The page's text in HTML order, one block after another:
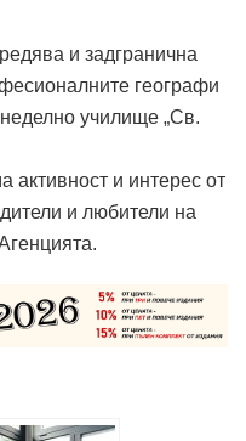
и задгранична
географи
училище „Св.
активност и интерес от
и любители на